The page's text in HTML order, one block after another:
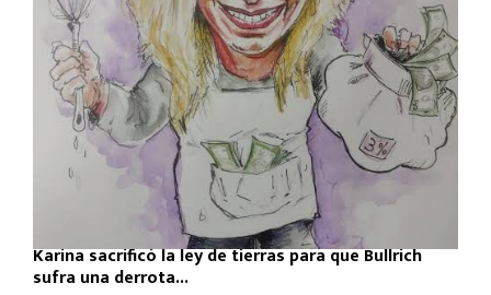
Karina sacrificó la ley de tierras para que Bullrich
sufra una derrota...